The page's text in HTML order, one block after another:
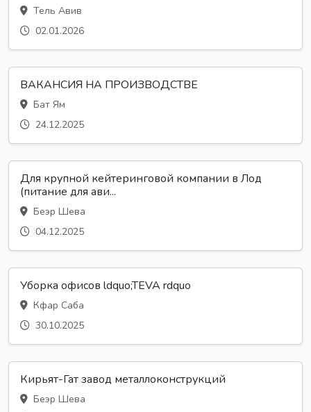
Тель Авив
02.01.2026
ВАКАНСИЯ НА ПРОИЗВОДСТВЕ
Бат Ям
24.12.2025
Для крупной кейтеринговой компании в Лод
(питание для ави...
Беэр Шева
04.12.2025
Уборка офисов ldquo;TEVA rdquo
Кфар Саба
30.10.2025
Кирьят-Гат завод металлоконструкций
Беэр Шева